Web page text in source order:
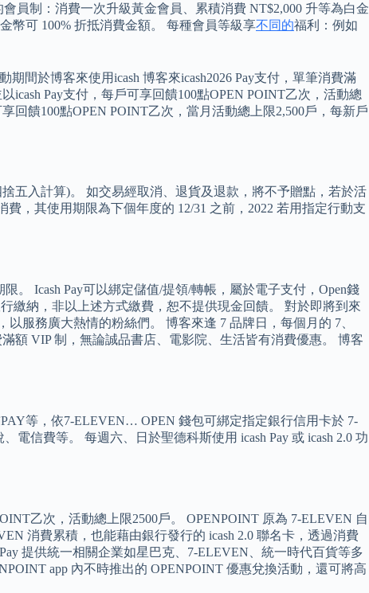
員制：消費一次升級黃金會員、累積消費 NT$2,000 升等為白金
幣可 100% 折抵消費金額。 每種會員等級享不同的福利：例如
間於博客來使用icash 博客來icash2026 Pay支付，單筆消費滿
Pay支付，每戶可享回饋100點OPEN POINT乙次，活動總
回饋100點OPEN POINT乙次，當月活動總上限2,500戶，每新戶
五入計算)。 如交易經取消、退貨及退款，將不予贈點，若於活
，其使用期限為下個年度的 12/31 之前，2022 若用指定行動支
。 Icash Pay可以綁定儲值/提領/轉帳，屬於電子支付，Open錢
繳納，非以上述方式繳費，恕不提供現金回饋。 對於即將到來
服務廣大熱情的粉絲們。 博客來逢 7 品牌日，每個月的 7、
額 VIP 制，無論誠品書店、電影院、生活皆有消費優惠。 博客
等，依7-ELEVEN… OPEN 錢包可綁定指定銀行信用卡於 7-
信費等。 每週六、日於聖德科斯使用 icash Pay 或 icash 2.0 功
乙次，活動總上限2500戶。 OPENPOINT 原為 7-ELEVEN 自
消費累積，也能藉由銀行發行的 icash 2.0 聯名卡，透過消費
提供統一相關企業如星巴克、7-ELEVEN、統一時代百貨等多
app 內不時推出的 OPENPOINT 優惠兌換活動，還可將高